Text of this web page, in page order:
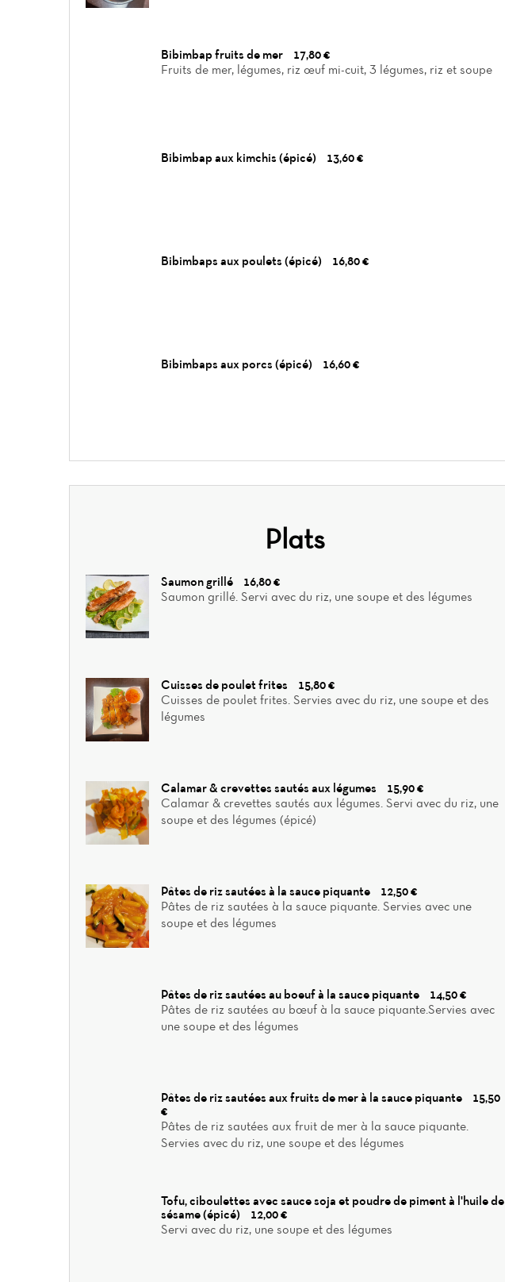
Bibimbap fruits de mer
17,80 €
Fruits de mer, légumes, riz œuf mi-cuit, 3 légumes, riz et soupe
Bibimbap aux kimchis (épicé) 13,60 €
Bibimbaps aux poulets (épicé) 16,80 €
Bibimbaps aux porcs (épicé) 16,60 €
Plats
Saumon grillé
16,80 €
Saumon grillé. Servi avec du riz, une soupe et des légumes
Cuisses de poulet frites
15,80 €
Cuisses de poulet frites. Servies avec du riz, une soupe et des
légumes
Calamar & crevettes sautés aux légumes
15,90 €
Calamar & crevettes sautés aux légumes. Servi avec du riz, une
soupe et des légumes (épicé)
Pâtes de riz sautées à la sauce piquante
12,50 €
Pâtes de riz sautées à la sauce piquante. Servies avec une
soupe et des légumes
Pâtes de riz sautées au boeuf à la sauce piquante
14,50 €
Pâtes de riz sautées au bœuf à la sauce piquante.Servies avec
une soupe et des légumes
Pâtes de riz sautées aux fruits de mer à la sauce piquante
15,50
€
Pâtes de riz sautées aux fruit de mer à la sauce piquante.
Servies avec du riz, une soupe et des légumes
Tofu, ciboulettes avec sauce soja et poudre de piment à l'huile de
sésame (épicé)
12,00 €
Servi avec du riz, une soupe et des légumes